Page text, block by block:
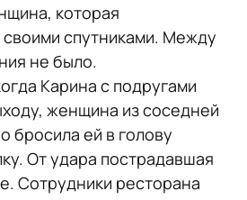
которая
своими спутниками. Между
не было.
Карина с подругами
женщина из соседней
бросила ей в голову
От удара пострадавшая
Сотрудники ресторана